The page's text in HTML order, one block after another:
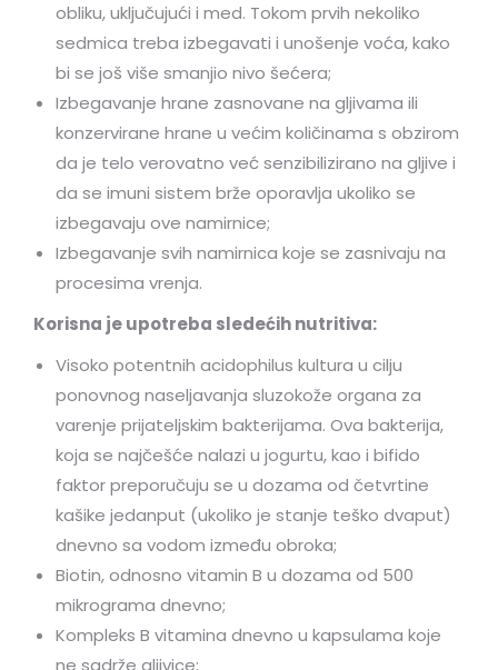
obliku, uključujući i med. Tokom prvih nekoliko
sedmica treba izbegavati i unošenje voća, kako
bi se još više smanjio nivo šećera;
Izbegavanje hrane zasnovane na gljivama ili
konzervirane hrane u većim količinama s obzirom
da je telo verovatno već senzibilizirano na gljive i
da se imuni sistem brže oporavlja ukoliko se
izbegavaju ove namirnice;
Izbegavanje svih namirnica koje se zasnivaju na
procesima vrenja.
Korisna je upotreba sledećih nutritiva:
Visoko potentnih acidophilus kultura u cilju
ponovnog naseljavanja sluzokože organa za
varenje prijateljskim bakterijama. Ova bakterija,
koja se najčešće nalazi u jogurtu, kao i bifido
faktor preporučuju se u dozama od četvrtine
kašike jedanput (ukoliko je stanje teško dvaput)
dnevno sa vodom između obroka;
Biotin, odnosno vitamin B u dozama od 500
mikrograma dnevno;
Kompleks B vitamina dnevno u kapsulama koje
ne sadrže gljivice;